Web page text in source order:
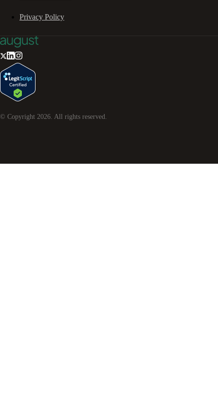
Privacy Policy
© Copyright 2026. All rights reserved.